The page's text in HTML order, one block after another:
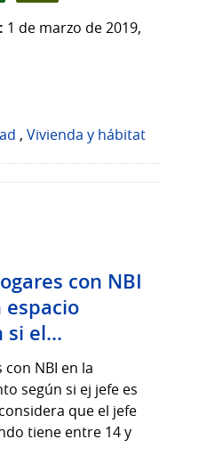
1 de marzo de 2019,
, Vivienda y hábitat
con NBI
si el...
NBI en la
según si ej jefe es
que el jefe
tiene entre 14 y